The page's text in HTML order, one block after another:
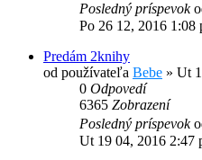
Posledný príspevok
Po 26 12, 2016 1:08
Predám 2knihy
od používateľa Bebe » Ut
0 Odpovedí
6365 Zobrazení
Posledný príspevok
Ut 19 04, 2016 2:47